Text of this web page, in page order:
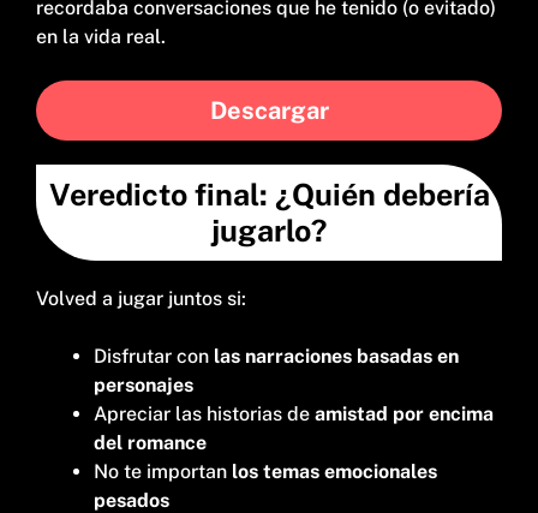
recordaba conversaciones que he tenido (o evitado)
en la vida real.
Descargar
Veredicto final: ¿Quién debería
jugarlo?
Volved a jugar juntos si:
Disfrutar con las narraciones basadas en
personajes
Apreciar las historias de amistad por encima
del romance
No te importan los temas emocionales
pesados